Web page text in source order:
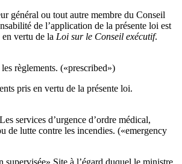
général ou tout autre membre du Conseil
de l’application de la présente loi est
en vertu de la Loi sur le Conseil exécutif.
règlements. («prescribed»)
pris en vertu de la présente loi.
services d’urgence d’ordre médical,
de lutte contre les incendies. («emergency
supervisée» Site à l’égard duquel le ministre